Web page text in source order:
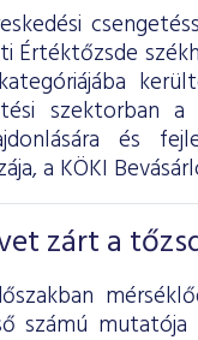
Értéktőzsde
szektorban
és
a KÖKI
zárt a
számú